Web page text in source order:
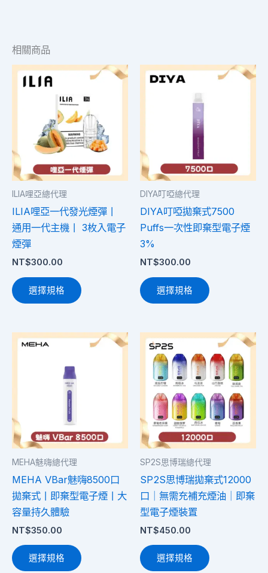
相關商品
ILIA哩亞總代理
ILIA哩亞一代發光煙彈丨
通用一代主機丨 3枚入電子
煙彈
NT$300.00
選擇規格
此
品
有
多
種
款
在
產
選
項
DIYA叮啞總代理
DIYA叮啞拋棄式7500
Puffs一次性即棄型電子煙
3%
NT$300.00
選擇規格
此
款
在
產
選
項
MEHA魅嗨總代理
MEHA VBar魅嗨8500口
拋棄式丨即棄型電子煙丨大
容量持久體驗
NT$350.00
選擇規格
此
款
在
產
SP2S思博瑞總代理
SP2S思博瑞拋棄式12000
口｜無需充補充煙油｜即棄
型電子煙裝置
NT$450.00
選擇規格
此
產
品
有
多
種
款
可
在
產